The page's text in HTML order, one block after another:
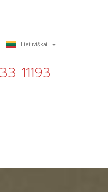
Lietuviškai
Русский
11193